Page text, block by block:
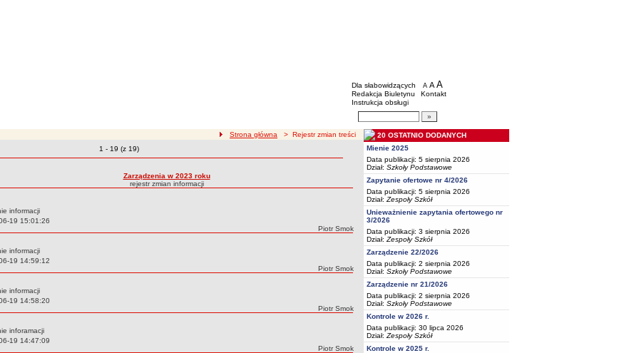
BIP - Oświata Częstochowa
Menu dodatkowe
Dla słabowidzących A pomniejsz czcionkę
A standardowy rozmiar czcionki
A
Redakcja Biuletynu
Kontakt
Instrukcja obsługi
Wyszukiwarka artykułów
ścieżka nawigacji
Strona główna > Rejestr zmian treści
Zmiany o pozycjach
1 - 19 (z 19)
Zarządzenia w 2023 roku
rejestr zmian informacji
informacji
19 15:01:26
Autor:
Piotr Smok
informacji
19 14:59:12
Autor:
Piotr Smok
informacji
19 14:58:20
Autor:
Piotr Smok
inforamacji
19 14:47:09
Autor:
Piotr Smok
20 OSTATNIO DODANYCH
Mienie 2025
Data publikacji: 5 sierpnia 2026
Dział: Szkoły Podstawowe
Zapytanie ofertowe nr 4/2026
Data publikacji: 5 sierpnia 2026
Dział: Zespoły Szkół
Unieważnienie zapytania ofertowego nr
3/2026
Data publikacji: 3 sierpnia 2026
Dział: Zespoły Szkół
Zarządzenie 22/2026
Data publikacji: 2 sierpnia 2026
Dział: Szkoły Podstawowe
Zarządzenie nr 21/2026
Data publikacji: 2 sierpnia 2026
Dział: Szkoły Podstawowe
Kontrole w 2026 r.
Data publikacji: 30 lipca 2026
Dział: Zespoły Szkół
Kontrole w 2025 r.